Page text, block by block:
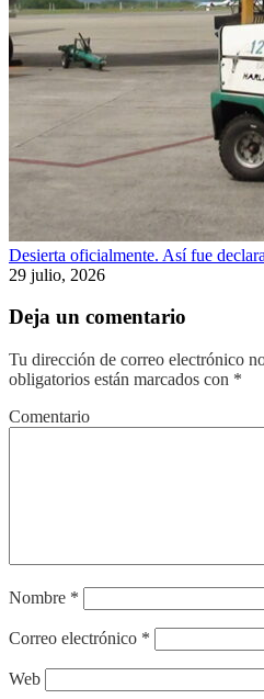
Desierta oficialmente. Así fue
29 julio, 2026
Deja un comentario
Tu dirección de correo electrónico
obligatorios están marcados con *
Comentario
Nombre *
Correo electrónico *
Web